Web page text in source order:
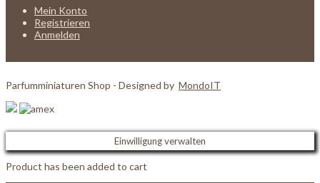
Mein Konto
Registrieren
Anmelden
Parfumminiaturen Shop - Designed by MondoIT
Einwilligung verwalten
Product has been added to cart